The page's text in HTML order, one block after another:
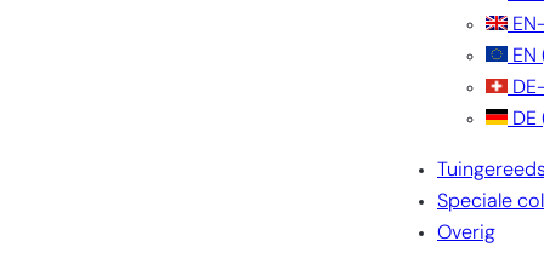
EN
DE
Speciale
Overig